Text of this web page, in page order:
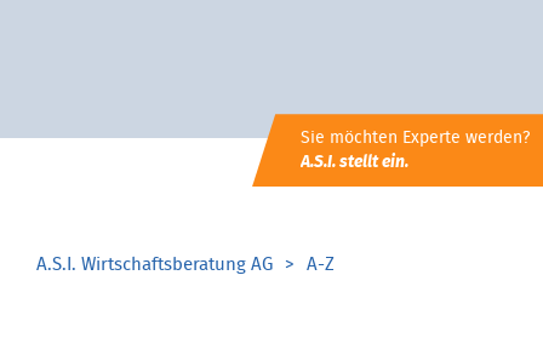
Sie möchten Experte werden?
A.S.I. stellt ein.
A.S.I. Wirtschaftsberatung AG A-Z